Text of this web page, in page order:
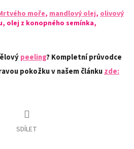
moře, mandlový olej, olivový
olej z konopného semínka,
peeling? Kompletní průvodce
pokožku v našem článkuzde:
SDÍLET